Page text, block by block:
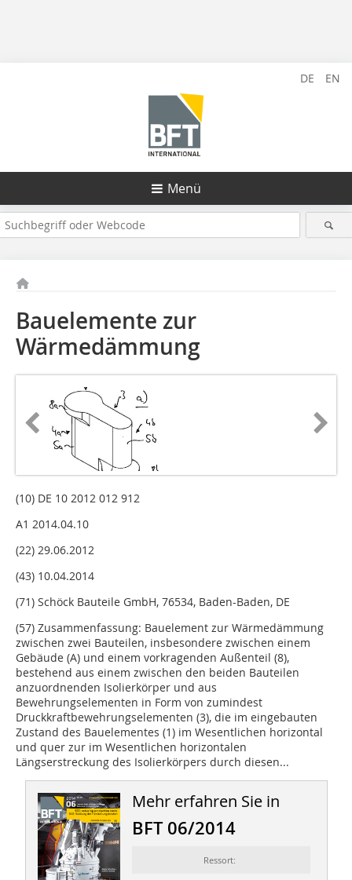
DE EN
Menü
Bauelemente zur
Wärmedämmung
(10) DE 10 2012 012 912
A1 2014.04.10
(22) 29.06.2012
(43) 10.04.2014
(71) Schöck Bauteile GmbH, 76534, Baden-Baden, DE
(57) Zusammenfassung: Bauelement zur Wärmedämmung
zwischen zwei Bauteilen, insbesondere zwischen einem
Gebäude (A) und einem vorkragenden Außenteil (8),
bestehend aus einem zwischen den beiden Bauteilen
anzuordnenden Isolierkörper und aus
Bewehrungselementen in Form von zumindest
Druckkraftbewehrungselementen (3), die im eingebauten
Zustand des Bauelementes (1) im Wesentlichen horizontal
und quer zur im Wesentlichen horizontalen
Längserstreckung des Isolierkörpers durch diesen...
Mehr erfahren Sie in
BFT 06/2014
Ressort: